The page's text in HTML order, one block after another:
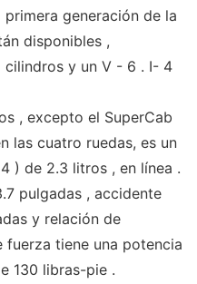
generación de la
disponibles ,
cilindros y un V - 6 . I- 4
, excepto el SuperCab
las cuatro ruedas, es un
) de 2.3 litros , en línea .
pulgadas , accidente
y relación de
fuerza tiene una potencia
130 libras-pie .